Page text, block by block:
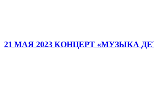
21 МАЯ 2023 КОНЦЕРТ «МУЗЫКА